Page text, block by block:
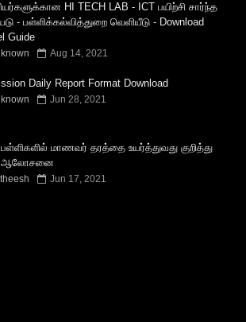
HI TECH LAB - ICT பயிற்சி சார்ந்த
- பள்ளிக்கல்வித்துறை வெளியீடு - Download
Guide
Aug 14, 2021
Daily Report Format Download
Jun 28, 2021
பள்ளிகளில் மாணவர் தரத்தை உயர்த்துவது குறித்து
ஆலோசனை
Jun 17, 2021